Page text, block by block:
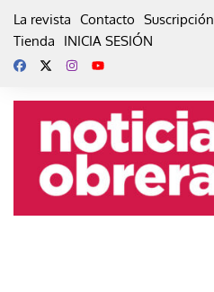
La revista Contacto Suscripción
Tienda
INICIA SESIÓN